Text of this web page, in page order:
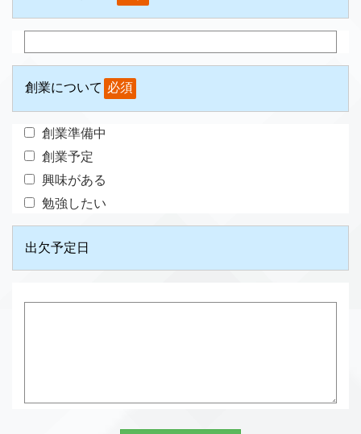
創業について 必須
創業準備中
創業予定
興味がある
勉強したい
出欠予定日